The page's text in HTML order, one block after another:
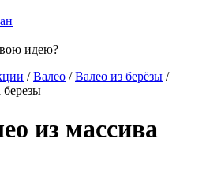
/ Валео / Валео из берёзы /
березы
из массива